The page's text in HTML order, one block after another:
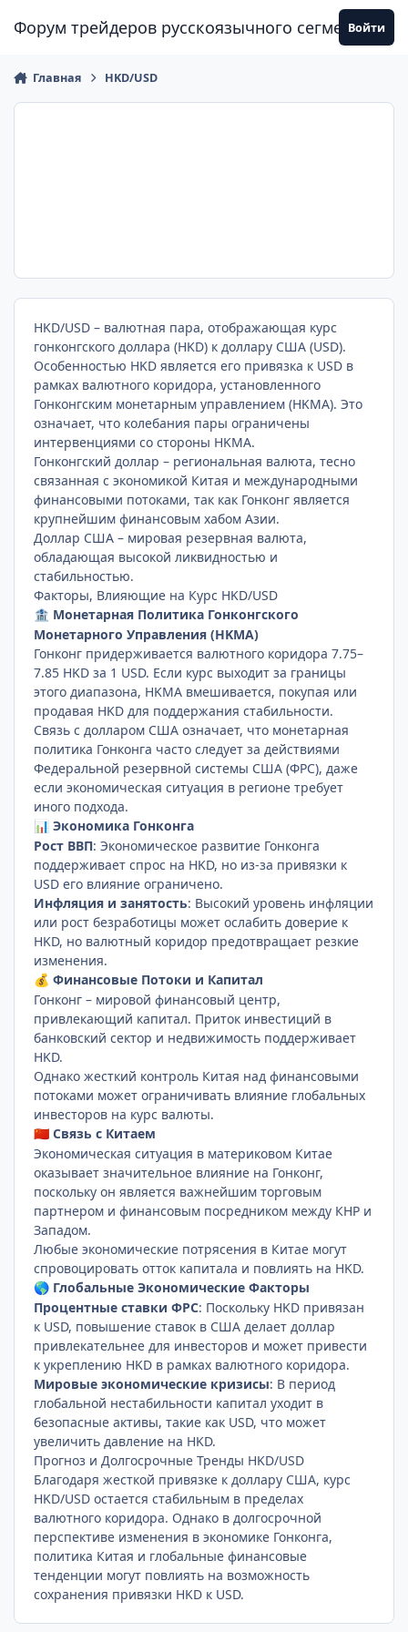
Форум трейдеров русскоязычного сегмента
Войти
Главная HKD/USD
HKD/USD – валютная пара, отображающая курс
гонконгского доллара (HKD) к доллару США (USD).
Особенностью HKD является его привязка к USD в
рамках валютного коридора, установленного
Гонконгским монетарным управлением (HKMA). Это
означает, что колебания пары ограничены
интервенциями со стороны HKMA.
Гонконгский доллар – региональная валюта, тесно
связанная с экономикой Китая и международными
финансовыми потоками, так как Гонконг является
крупнейшим финансовым хабом Азии.
Доллар США – мировая резервная валюта,
обладающая высокой ликвидностью и
стабильностью.
Факторы, Влияющие на Курс HKD/USD
🏦 Монетарная Политика Гонконгского
Монетарного Управления (HKMA)
Гонконг придерживается валютного коридора 7.75–
7.85 HKD за 1 USD. Если курс выходит за границы
этого диапазона, HKMA вмешивается, покупая или
продавая HKD для поддержания стабильности.
Связь с долларом США означает, что монетарная
политика Гонконга часто следует за действиями
Федеральной резервной системы США (ФРС), даже
если экономическая ситуация в регионе требует
иного подхода.
📊 Экономика Гонконга
Рост ВВП: Экономическое развитие Гонконга
поддерживает спрос на HKD, но из-за привязки к
USD его влияние ограничено.
Инфляция и занятость: Высокий уровень инфляции
или рост безработицы может ослабить доверие к
HKD, но валютный коридор предотвращает резкие
изменения.
💰 Финансовые Потоки и Капитал
Гонконг – мировой финансовый центр,
привлекающий капитал. Приток инвестиций в
банковский сектор и недвижимость поддерживает
HKD.
Однако жесткий контроль Китая над финансовыми
потоками может ограничивать влияние глобальных
инвесторов на курс валюты.
🇨🇳 Связь с Китаем
Экономическая ситуация в материковом Китае
оказывает значительное влияние на Гонконг,
поскольку он является важнейшим торговым
партнером и финансовым посредником между КНР и
Западом.
Любые экономические потрясения в Китае могут
спровоцировать отток капитала и повлиять на HKD.
🌎 Глобальные Экономические Факторы
Процентные ставки ФРС: Поскольку HKD привязан
к USD, повышение ставок в США делает доллар
привлекательнее для инвесторов и может привести
к укреплению HKD в рамках валютного коридора.
Мировые экономические кризисы: В период
глобальной нестабильности капитал уходит в
безопасные активы, такие как USD, что может
увеличить давление на HKD.
Прогноз и Долгосрочные Тренды HKD/USD
Благодаря жесткой привязке к доллару США, курс
HKD/USD остается стабильным в пределах
валютного коридора. Однако в долгосрочной
перспективе изменения в экономике Гонконга,
политика Китая и глобальные финансовые
тенденции могут повлиять на возможность
сохранения привязки HKD к USD.